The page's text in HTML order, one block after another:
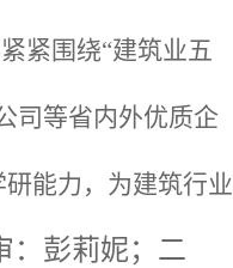
紧围绕“建筑业五
司等省内外优质企
能力，为建筑行业
：彭莉妮；二